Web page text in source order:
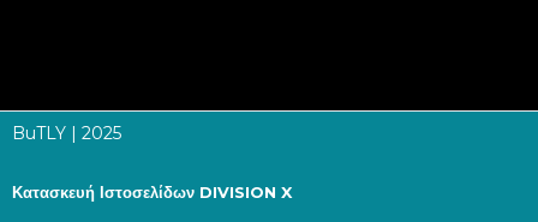
BuTLY | 2025
Κατασκευή Ιστοσελίδων DIVISION X